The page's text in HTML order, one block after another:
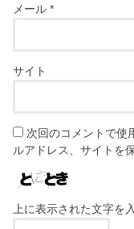
メール*
サイト
次回のコメントで使
ルアドレス、サイトを
上に表示された文字を